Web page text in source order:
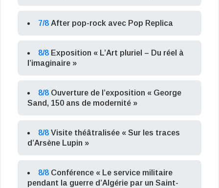
7/8 After pop-rock avec Pop Replica
8/8 Exposition « L’Art pluriel – Du réel à
l’imaginaire »
8/8 Ouverture de l’exposition « George
Sand, 150 ans de modernité »
8/8 Visite théâtralisée « Sur les traces
d’Arsène Lupin »
8/8 Conférence « Le service militaire
pendant la guerre d’Algérie par un Saint-